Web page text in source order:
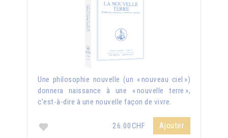
Une philosophie nouvelle (un « nouveau ciel »)
donnera naissance à une « nouvelle terre »,
c’est-à-dire à une nouvelle façon de vivre.
26.00CHF Ajouter